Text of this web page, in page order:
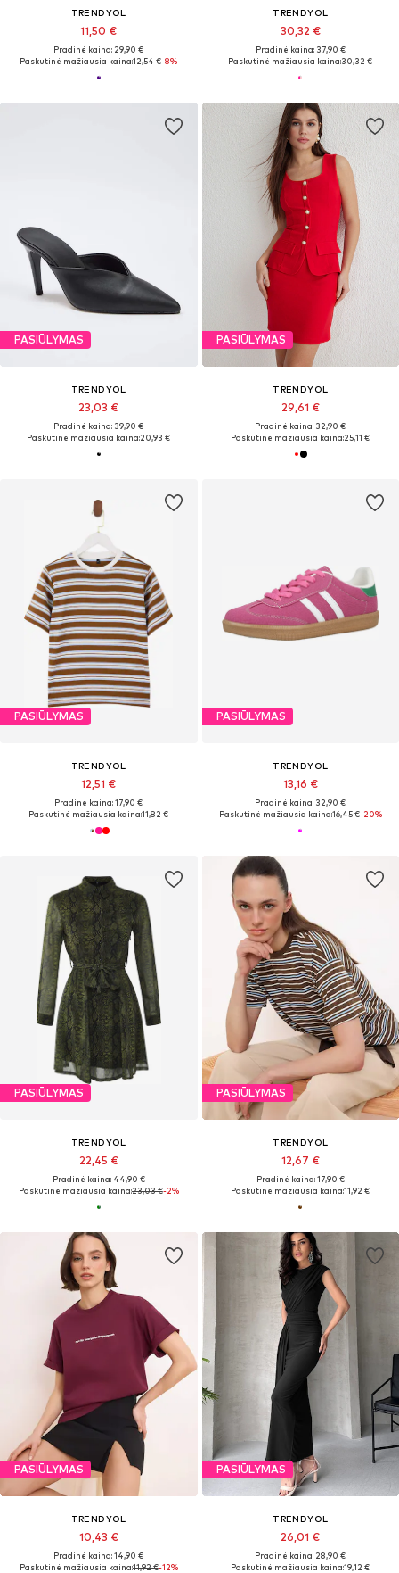
TRENDYOL
11,50 €
Pradinė kaina: 29,90 €
Paskutinė mažiausia kaina:12,54 €-8%
TRENDYOL
30,32 €
Pradinė kaina: 37,90 €
Paskutinė mažiausia kaina:30,32 €
PASIŪLYMAS
TRENDYOL
23,03 €
Pradinė kaina: 39,90 €
Paskutinė mažiausia kaina:20,93 €
PASIŪLYMAS
TRENDYOL
29,61 €
Pradinė kaina: 32,90 €
Paskutinė mažiausia kaina:25,11 €
PASIŪLYMAS
TRENDYOL
12,51 €
Pradinė kaina: 17,90 €
Paskutinė mažiausia kaina:11,82 €
PASIŪLYMAS
TRENDYOL
13,16 €
Pradinė kaina: 32,90 €
Paskutinė mažiausia kaina:16,45 €-20%
PASIŪLYMAS
TRENDYOL
22,45 €
Pradinė kaina: 44,90 €
Paskutinė mažiausia kaina:23,03 €-2%
PASIŪLYMAS
TRENDYOL
12,67 €
Pradinė kaina: 17,90 €
Paskutinė mažiausia kaina:11,92 €
PASIŪLYMAS
TRENDYOL
10,43 €
Pradinė kaina: 14,90 €
Paskutinė mažiausia kaina:11,92 €-12%
PASIŪLYMAS
TRENDYOL
26,01 €
Pradinė kaina: 28,90 €
Paskutinė mažiausia kaina:19,12 €